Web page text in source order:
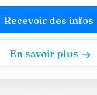
Recevoir des infos
En savoir plus